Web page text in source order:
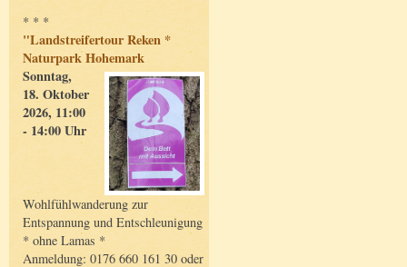
* * *
"Landstreifertour Reken *
Naturpark Hohemark
Sonntag,
18. Oktober
2026, 11:00
- 14:00 Uhr
Wohlfühlwanderung zur
Entspannung und Entschleunigung
* ohne Lamas *
Anmeldung: 0176 660 161 30 oder